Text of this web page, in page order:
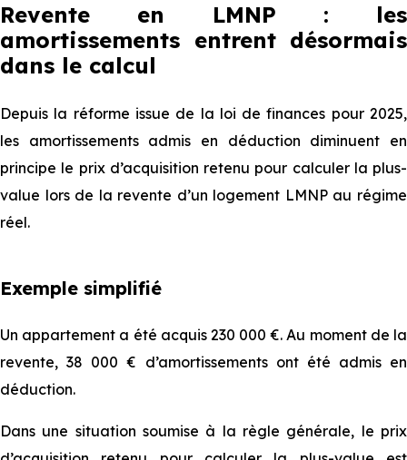
Revente en LMNP : les
amortissements entrent désormais
dans le calcul
Depuis la réforme issue de la loi de finances pour 2025,
les amortissements admis en déduction diminuent en
principe le prix d’acquisition retenu pour calculer la plus-
value lors de la revente d’un logement LMNP au régime
réel.
Exemple simplifié
Un appartement a été acquis 230 000 €. Au moment de la
revente, 38 000 € d’amortissements ont été admis en
déduction.
Dans une situation soumise à la règle générale, le prix